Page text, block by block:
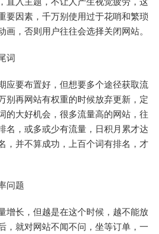
要因素，千万别使用过于花哨和繁琐
画，否则用户往往会选择关闭网站。
词
要布置好，但想要多个途径获取流
别再网站有权重的时候放弃更新，定
的大好机会，很多流量高的网站，往
名，或多或少有流量，日积月累才达
，并不算成功，上百个词有排名，才
问题
长，但越是在这个时候，越不能放
，就对网站不闻不问，坐等订单，一